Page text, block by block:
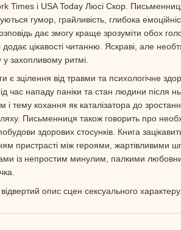
Times і USA Today Люсі Скор.
гумор, грайливість, глибока
дає змогу краще зрозуміти обох
цікавості читанню. Яскраві, але
захопливому ритмі.
є зцілення від травми та психологічне
час нападу паніки та стан людини після
і тему кохання як каталізатора до
Письменниця також говорить про
здорових стосунків. Книга
пристрасті між героями, жартівливими
із непростим минулим, палкими
опис сцен сексуального